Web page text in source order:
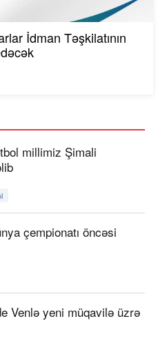
İdman Təşkilatının
millimiz Şimali
çempionatı öncəsi
Venlə yeni müqavilə üzrə